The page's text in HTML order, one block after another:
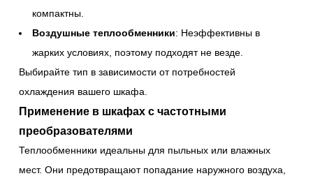
компактны.
Воздушные теплообменники: Неэффективны в
жарких условиях, поэтому подходят не везде.
Выбирайте тип в зависимости от потребностей
охлаждения вашего шкафа.
Применение в шкафах с частотными
преобразователями
Теплообменники идеальны для пыльных или влажных
мест. Они предотвращают попадание наружного воздуха,